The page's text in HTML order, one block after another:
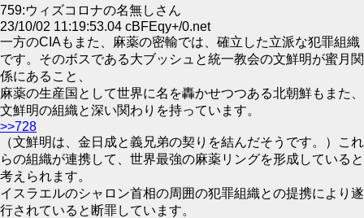
759:ウィズコロナの名無しさん
23/10/02 11:19:53.04 cBFEqy+/0.net
一方のCIAもまた、麻薬の密輸では、確立した立派な犯罪組織
です。そのボスである大ブッシュと統一教会の文鮮明が蜜月関
係にあること、
麻薬の生産国として世界に名を轟かせつつある北朝鮮もまた、
文鮮明の組織と深い関わりを持っています。
>>728
（文鮮明は、金日成と義兄弟の契りを結んだそうです。）これ
らの組織が連携して、世界最強の麻薬リングを形成していると
考えられます。
イスラエルのシャロン首相の周囲の犯罪組織との提携により遂
行されていると断罪しています。